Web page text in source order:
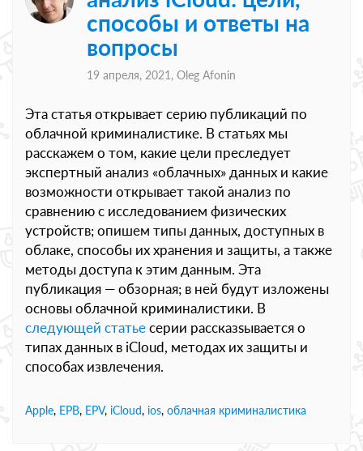
способы и ответы на
вопросы
19 апреля, 2021, Oleg Afonin
Эта статья открывает серию публикаций по
облачной криминалистике. В статьях мы
расскажем о том, какие цели преследует
экспертный анализ «облачных» данных и какие
возможности открывает такой анализ по
сравнению с исследованием физических
устройств; опишем типы данных, доступных в
облаке, способы их хранения и защиты, а также
методы доступа к этим данным. Эта
публикация — обзорная; в ней будут изложены
основы облачной криминалистики. В
следующей статьесерии рассказsывается о
типах данных в iCloud, методах их защиты и
способах извлечения.
Apple, EPB, EPV, iCloud, ios, облачная криминалистика